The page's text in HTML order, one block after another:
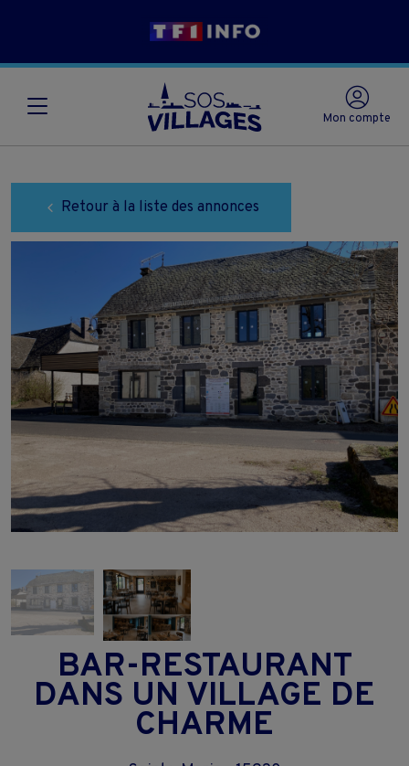
Mon compte
Retour à la liste des annonces
BAR-RESTAURANT
DANS UN VILLAGE DE
CHARME